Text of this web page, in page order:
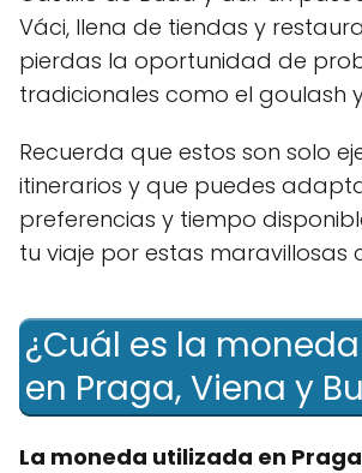
Váci, llena de tiendas y
pierdas la oportunidad de
tradicionales como el goulash
Recuerda que estos son solo
itinerarios y que puedes
preferencias y tiempo
tu viaje por estas maravillosas
¿Cuál es la
en Praga, Viena y
La moneda utilizada en